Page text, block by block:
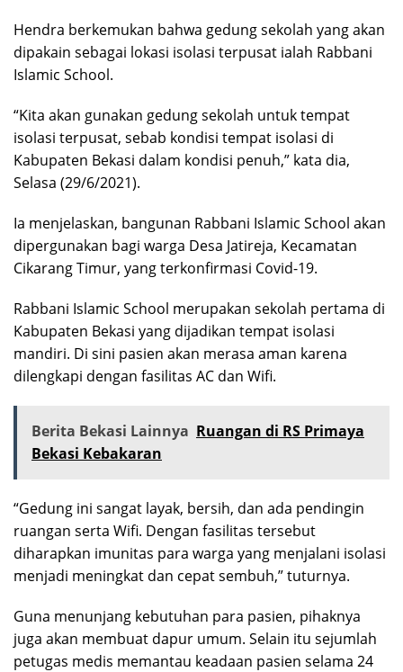
Hendra berkemukan bahwa gedung sekolah yang akan
dipakain sebagai lokasi isolasi terpusat ialah Rabbani
Islamic School.
“Kita akan gunakan gedung sekolah untuk tempat
isolasi terpusat, sebab kondisi tempat isolasi di
Kabupaten Bekasi dalam kondisi penuh,” kata dia,
Selasa (29/6/2021).
Ia menjelaskan, bangunan Rabbani Islamic School akan
dipergunakan bagi warga Desa Jatireja, Kecamatan
Cikarang Timur, yang terkonfirmasi Covid-19.
Rabbani Islamic School merupakan sekolah pertama di
Kabupaten Bekasi yang dijadikan tempat isolasi
mandiri. Di sini pasien akan merasa aman karena
dilengkapi dengan fasilitas AC dan Wifi.
Berita Bekasi Lainnya Ruangan di RS Primaya
Bekasi Kebakaran
“Gedung ini sangat layak, bersih, dan ada pendingin
ruangan serta Wifi. Dengan fasilitas tersebut
diharapkan imunitas para warga yang menjalani isolasi
menjadi meningkat dan cepat sembuh,” tuturnya.
Guna menunjang kebutuhan para pasien, pihaknya
juga akan membuat dapur umum. Selain itu sejumlah
petugas medis memantau keadaan pasien selama 24